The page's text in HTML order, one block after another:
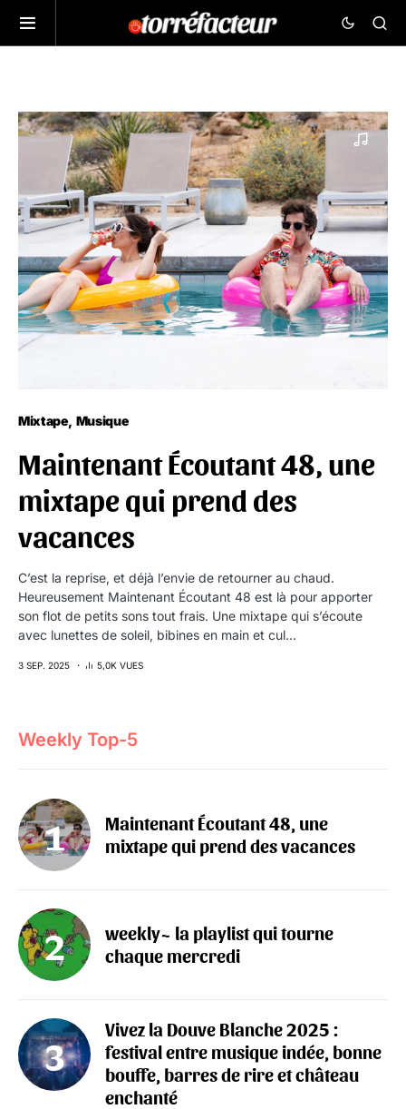
Weekly Top-5
Maintenant Écoutant 48, une
mixtape qui prend des vacances
weekly~ la playlist qui tourne
chaque mercredi
Vivez la Douve Blanche 2025 :
festival entre musique indée, bonne
bouffe, barres de rire et château
enchanté
Mixtape Musique
Maintenant Écoutant 48, une
mixtape qui prend des
vacances
C’est la reprise, et déjà l’envie de retourner au chaud.
Heureusement Maintenant Écoutant 48 est là pour apporter
son flot de petits sons tout frais. Une mixtape qui s’écoute
avec lunettes de soleil, bibines en main et cul…
3 SEP. 2025 5,0K VUES